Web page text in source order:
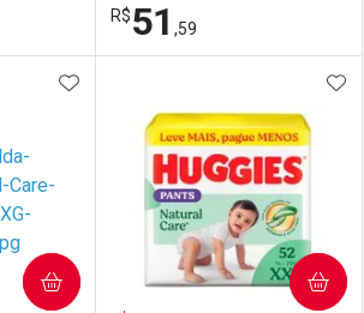
R$51 ,59
Laboratório
Por Menos
ADICIONAR AOS FAVORITOS
COMPRAR